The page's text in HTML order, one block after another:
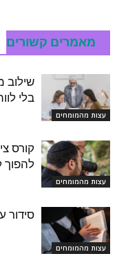
מאמרים קשורים
עצות מהמומחים
שילוב
בלי
עצות מהמומחים
קורס
להפוך
עצות מהמומחים
סידור